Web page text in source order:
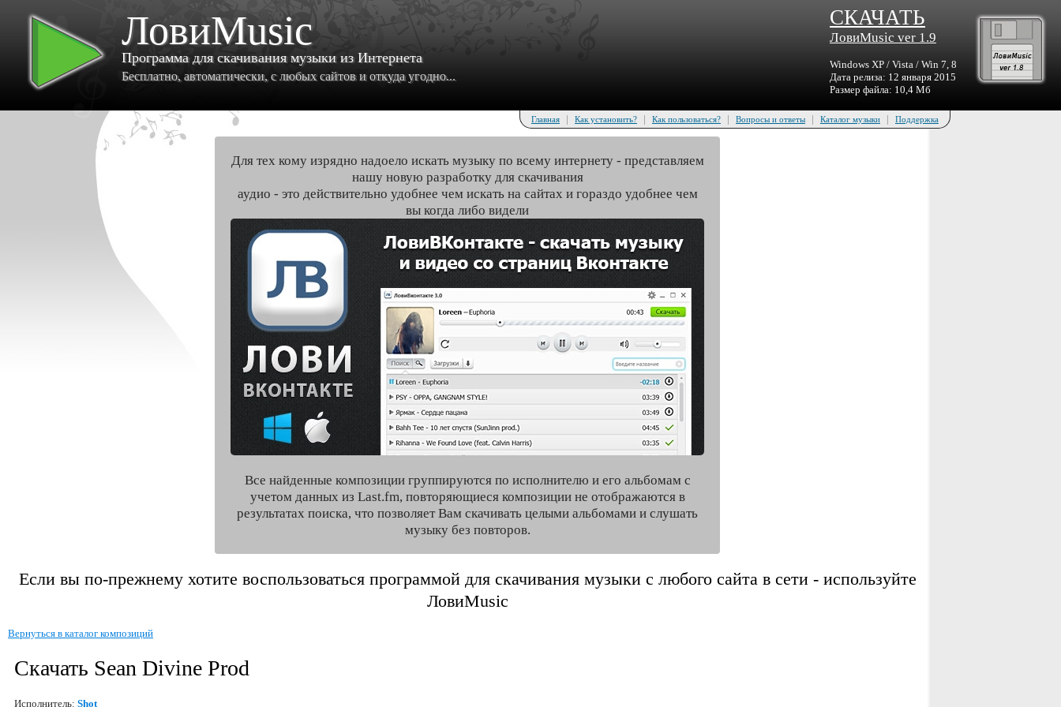
ЛовиMusic
Программа для скачивания музыки из Интернета
Бесплатно, автоматически, с любых сайтов и откуда угодно...
СКАЧАТЬ
ЛовиMusic ver 1.9
Windows XP / Vista / Win 7, 8
Дата релиза: 12 января 2015
Размер файла: 10,4 Мб
Главная | Как установить? | Как пользоваться? | Вопросы и ответы | Каталог музыки | Поддержка
Для тех кому изрядно надоело искать музыку по всему интернету - представляем
нашу новую разработку для скачивания
аудио - это действительно удобнее чем искать на сайтах и гораздо удобнее чем
вы когда либо видели
Все найденные композиции группируются по исполнителю и его альбомам с
учетом данных из Last.fm, повторяющиеся композиции не отображаются в
результатах поиска, что позволяет Вам скачивать целыми альбомами и слушать
музыку без повторов.
Если вы по-прежнему хотите воспользоваться программой для скачивания музыки с любого сайта в сети - используйте
ЛовиMusic
Вернуться в каталог композиций
Скачать Sean Divine Prod
Исполнитель: Shot